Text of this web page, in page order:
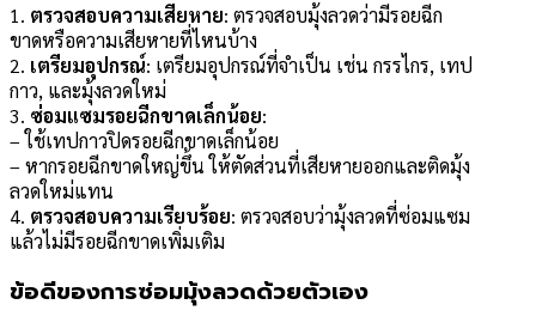
1. ตรวจสอบความเสียหาย: ตรวจสอบมุ้งลวดว่ามีรอยฉีก
ขาดหรือความเสียหายที่ไหนบ้าง
2. เตรียมอุปกรณ์: เตรียมอุปกรณ์ที่จำเป็น เช่น กรรไกร, เทป
กาว, และมุ้งลวดใหม่
3. ซ่อมแซมรอยฉีกขาดเล็กน้อย:
– ใช้เทปกาวปิดรอยฉีกขาดเล็กน้อย
– หากรอยฉีกขาดใหญ่ขึ้น ให้ตัดส่วนที่เสียหายออกและติดมุ้ง
ลวดใหม่แทน
4. ตรวจสอบความเรียบร้อย: ตรวจสอบว่ามุ้งลวดที่ซ่อมแซม
แล้วไม่มีรอยฉีกขาดเพิ่มเติม
ข้อดีของการซ่อมมุ้งลวดด้วยตัวเอง